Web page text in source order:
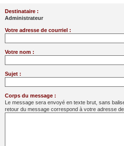
Destinataire :
Administrateur
Votre adresse de courriel :
Votre nom :
Sujet :
Corps du message :
Le message sera envoyé en texte brut, sans
retour du message correspond à votre adresse de